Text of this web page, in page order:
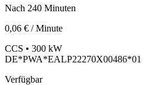
Nach 240 Minuten
0,06 € / Minute
CCS • 300 kW
DE*PWA*EALP22270X00486*01
Verfügbar